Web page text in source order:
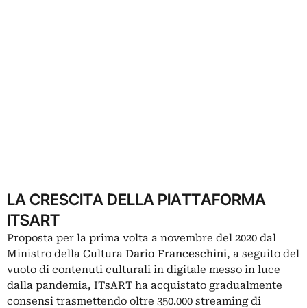
LA CRESCITA DELLA PIATTAFORMA
ITSART
Proposta per la prima volta a novembre del 2020 dal
Ministro della Cultura Dario Franceschini, a seguito del
vuoto di contenuti culturali in digitale messo in luce
dalla pandemia, ITsART ha acquistato gradualmente
consensi trasmettendo oltre 350.000 streaming di